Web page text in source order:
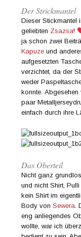
Der Strickmantel
Dieser Stickmantel
geliebten Zsazsa!
ja schon zwei
Kapuze und
aufgesetzten
verzichtet, da der
weder
konnte.
paar
einfach durch ihre
Das Oberteil
Nicht ganz
und nicht Shirt,
kein Shirt im
Body vonSewera
eng anliegendes
wollte, war ich